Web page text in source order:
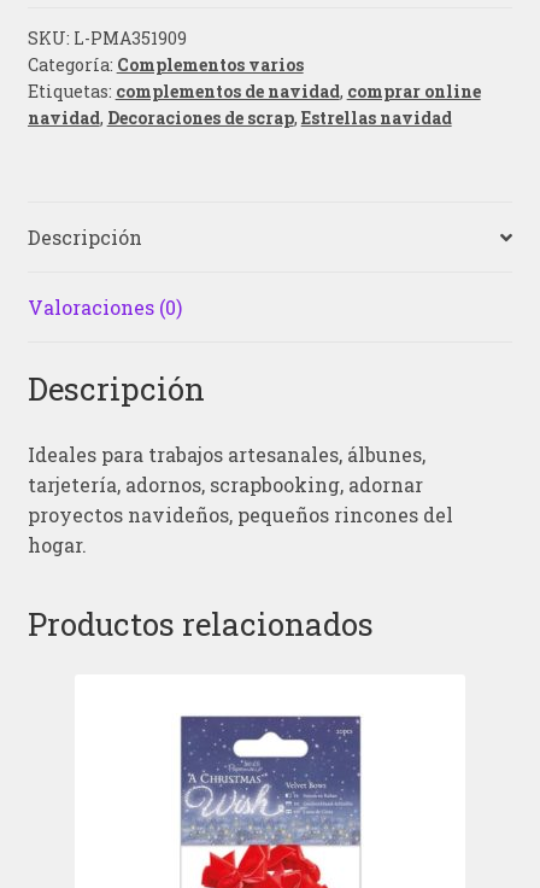
SKU: L-PMA351909
Categoría: Complementos varios
Etiquetas: complementos de navidad, comprar online
navidad, Decoraciones de scrap, Estrellas navidad
Descripción
Valoraciones (0)
Descripción
Ideales para trabajos artesanales, álbunes,
tarjetería, adornos, scrapbooking, adornar
proyectos navideños, pequeños rincones del
hogar.
Productos relacionados